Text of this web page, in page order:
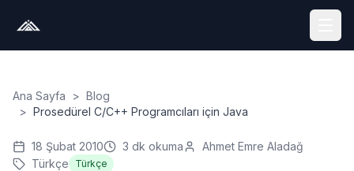
Ana Sayfa > Blog
> Prosedürel C/C++ Programcıları için Java
18 Şubat 2010 3 dk okuma
Ahmet Emre Aladağ
Türkçe
Türkçe